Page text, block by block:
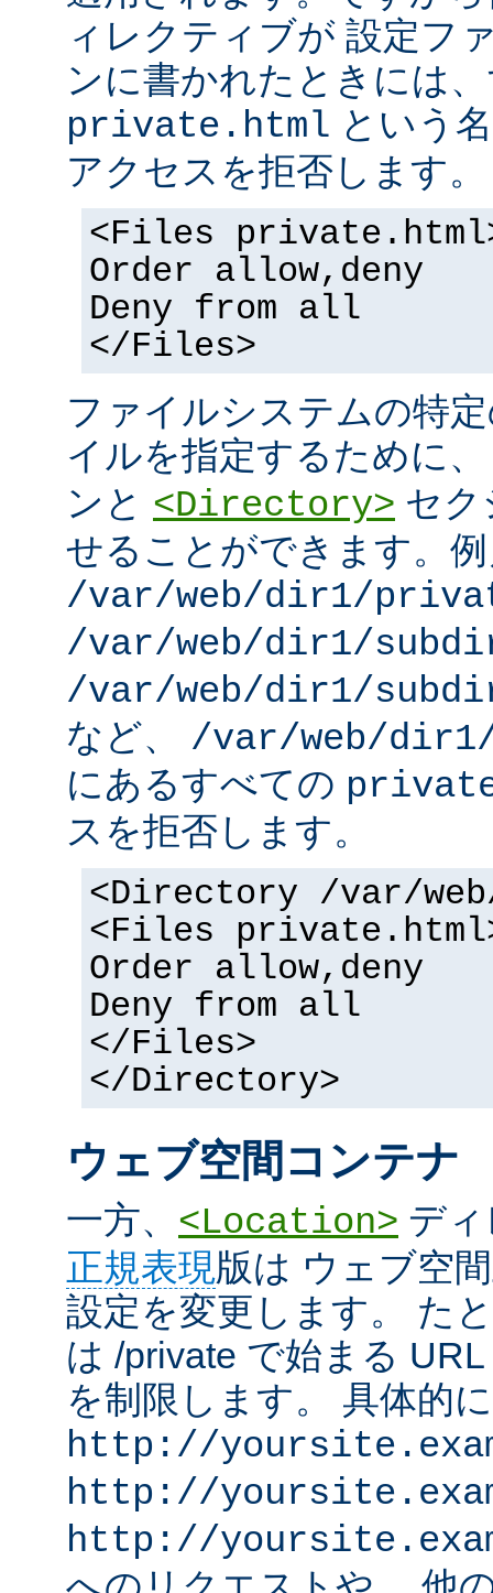
ィレクティブが 設定フ
ンに書かれたときには
private.html という
アクセスを拒否します。
<Files
Order allow,deny
Deny from all
</Files>
ファイルシステムの特
イルを指定するために
ンと <Directory> セク
せることができます。
/var/web/dir1/
/var/web/dir1/
/var/web/dir1/
など、 /var/web/
にあるすべての
スを拒否します。
<Directory /var/
<Files
Order allow,deny
Deny from all
</Files>
</Directory>
ウェブ空間コンテナ
一方、 <Location> デ
正規表現版は ウェブ空
設定を変更します。 た
は /private で始まる
を制限します。 具体的
http://
http://
http://